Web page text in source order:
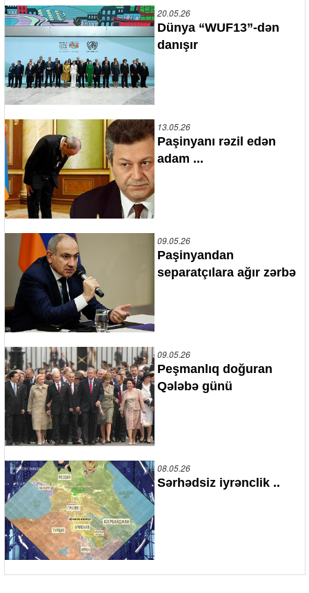
20.05.26
Dünya “WUF13”-dən
danışır
13.05.26
Paşinyanı rəzil edən
adam ...
09.05.26
Paşinyandan
separatçılara ağır zərbə
09.05.26
Peşmanlıq doğuran
Qələbə günü
08.05.26
Sərhədsiz iyrənclik ..